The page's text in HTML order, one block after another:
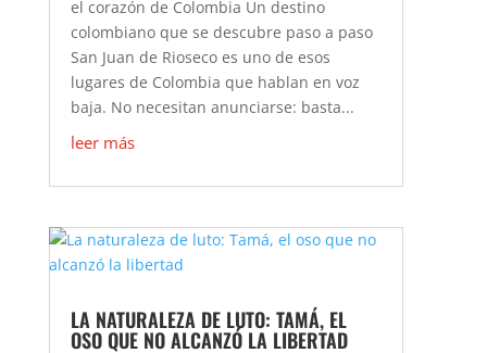
el corazón de Colombia Un destino
colombiano que se descubre paso a paso
San Juan de Rioseco es uno de esos
lugares de Colombia que hablan en voz
baja. No necesitan anunciarse: basta...
leer más
LA NATURALEZA DE LUTO: TAMÁ, EL
OSO QUE NO ALCANZÓ LA LIBERTAD